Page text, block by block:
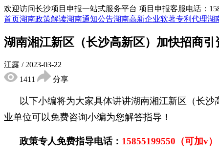
欢迎访问长沙项目申报一站式服务平台 项目申报客服电话：
首页湖南政策解读湖南通知公告湖南高新企业软著专利代理湖
湖南湘江新区（长沙高新区）加快招商
江露 / 2023-03-22
1411
分享
以下小编将为大家具体讲讲湖南湘江新区（长
业单位可以免费咨询小编为您解答指导！
政策专人免费指导电话： 15855199550（可加v